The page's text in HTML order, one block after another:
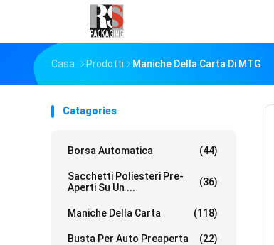
Casa Prodotti Maniche Della Carta Di MTG
Catagories
Borsa Automatica (44)
Sacchetti Poliesteri Pre-
Aperti Su Un ...
(36)
Maniche Della Carta (118)
Busta Per Auto Preaperta (22)